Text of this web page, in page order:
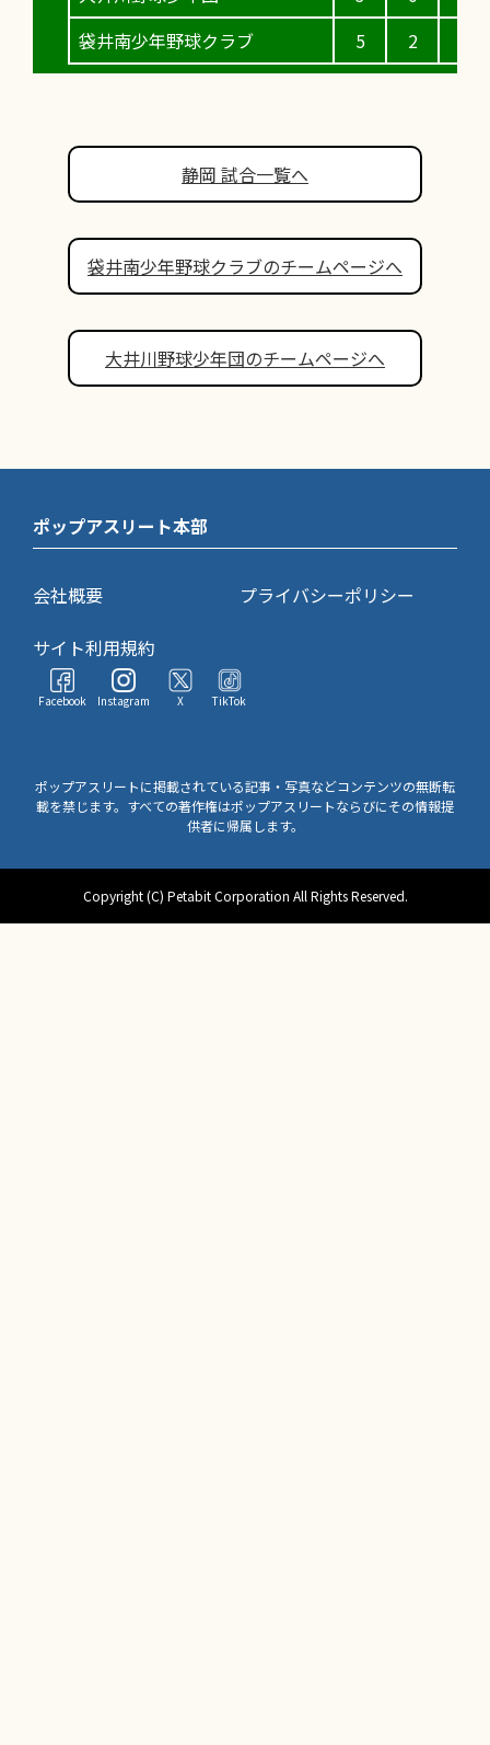
袋井南少年野球クラブ
5
2
静岡 試合一覧へ
袋井南少年野球クラブのチームページへ
大井川野球少年団のチームページへ
ポップアスリート本部
会社概要
プライバシーポリシー
サイト利用規約
Facebook Instagram X TikTok
ポップアスリートに掲載されている記事・写真などコンテンツの無断転
載を禁じます。すべての著作権はポップアスリートならびにその情報提
供者に帰属します。
Copyright (C) Petabit Corporation All Rights Reserved.